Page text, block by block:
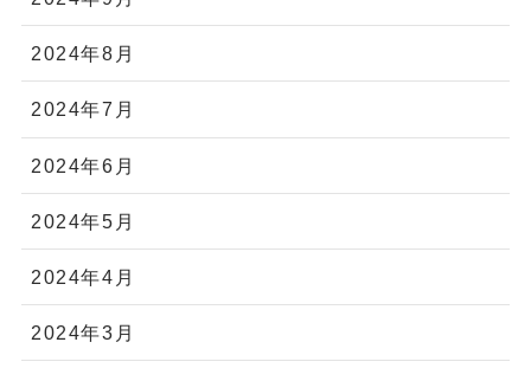
2024年8月
2024年7月
2024年6月
2024年5月
2024年4月
2024年3月